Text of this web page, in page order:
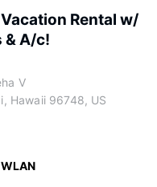
Rental w/
& A/c!
V
Hawaii 96748, US